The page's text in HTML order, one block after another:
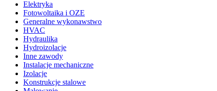
Elektryka
Fotowoltaika i OZE
Generalne wykonawstwo
HVAC
Hydraulika
Hydroizolacje
Inne zawody
Instalacje mechaniczne
Izolacje
Konstrukcje stalowe